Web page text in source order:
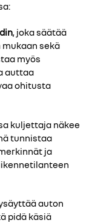
, joka säätää
sekä
myös
auttaa
ohitusta
kuljettaja näkee
tunnistaa
ja
auton
pidä käsiä